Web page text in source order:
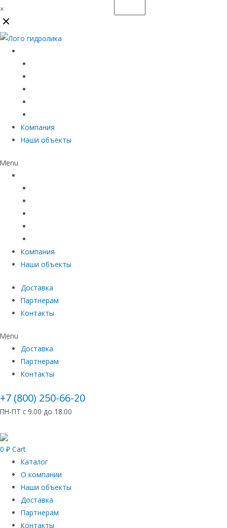
×
Компания
Наши объекты
Menu
Компания
Наши объекты
Доставка
Партнерам
Контакты
Menu
Доставка
Партнерам
Контакты
+7 (800) 250-66-20
ПН-ПТ с 9.00 до 18.00
0 ₽ Cart
Каталог
О компании
Наши объекты
Доставка
Партнерам
Контакты